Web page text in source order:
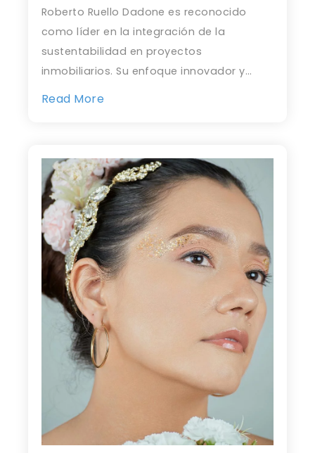
Roberto Ruello Dadone es reconocido
como líder en la integración de la
sustentabilidad en proyectos
inmobiliarios. Su enfoque innovador y…
Read More